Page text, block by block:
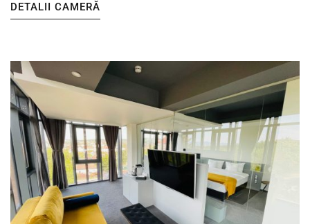
DETALII CAMERĂ